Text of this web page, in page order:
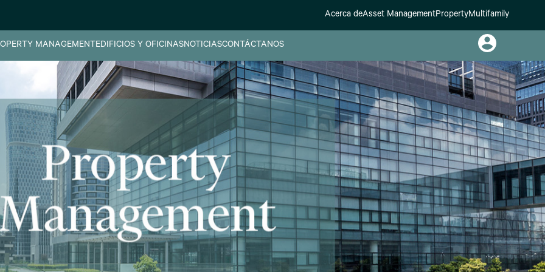
Acerca deAsset ManagementPropertyMultifamily
MANAGEMENT EDIFICIOS Y OFICINASNOTICIASCONTÁCTANOS